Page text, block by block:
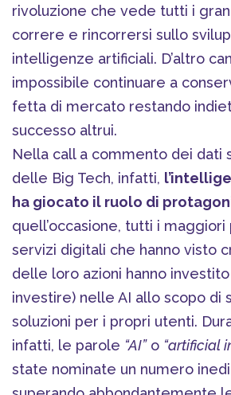
rivoluzione che vede tutti i
correre e rincorrersi sullo
intelligenze artificiali. D’altro
impossibile continuare a
fetta di mercato restando
successo altrui.
Nella call a commento dei dati
delle Big Tech, infatti,
ha giocato il ruolo di
quell’occasione, tutti i
servizi digitali che hanno visto
delle loro azioni hanno
investire) nelle AI allo scopo di
soluzioni per i propri utenti.
infatti, le parole “AI”o “artificial
state nominate un numero